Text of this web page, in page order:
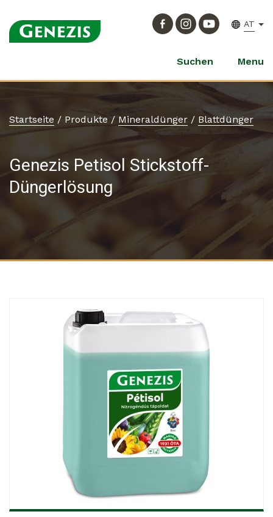
AT
Suchen Menu
Startseite / Produkte /Mineraldünger / Blattdünger
Genezis Petisol Stickstoff-
Düngerlösung